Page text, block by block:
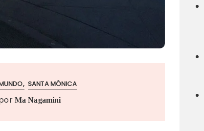
SANTA MÔNICA
Ma Nagamini